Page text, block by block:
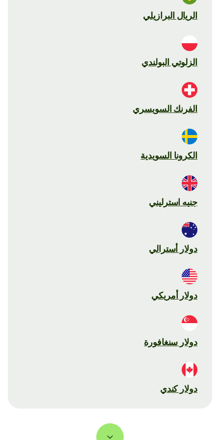
الريال البرازيلي
الزلوتي البولندي
الفرنك السويسري
الكرونا السويدية
جنيه استرليني
دولار أسترالي
دولار أمريكي
دولار سنغافورة
دولار كندي